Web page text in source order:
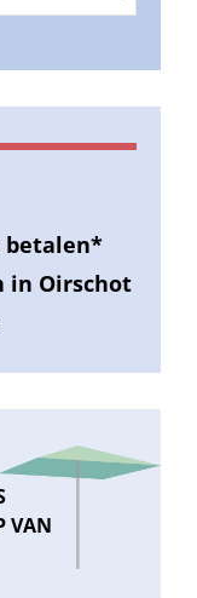
betalen*
in Oirschot
VAN